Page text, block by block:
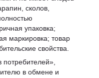
сколов,
упаковка;
маркировка; товар
свойства.
»,
в обмене и